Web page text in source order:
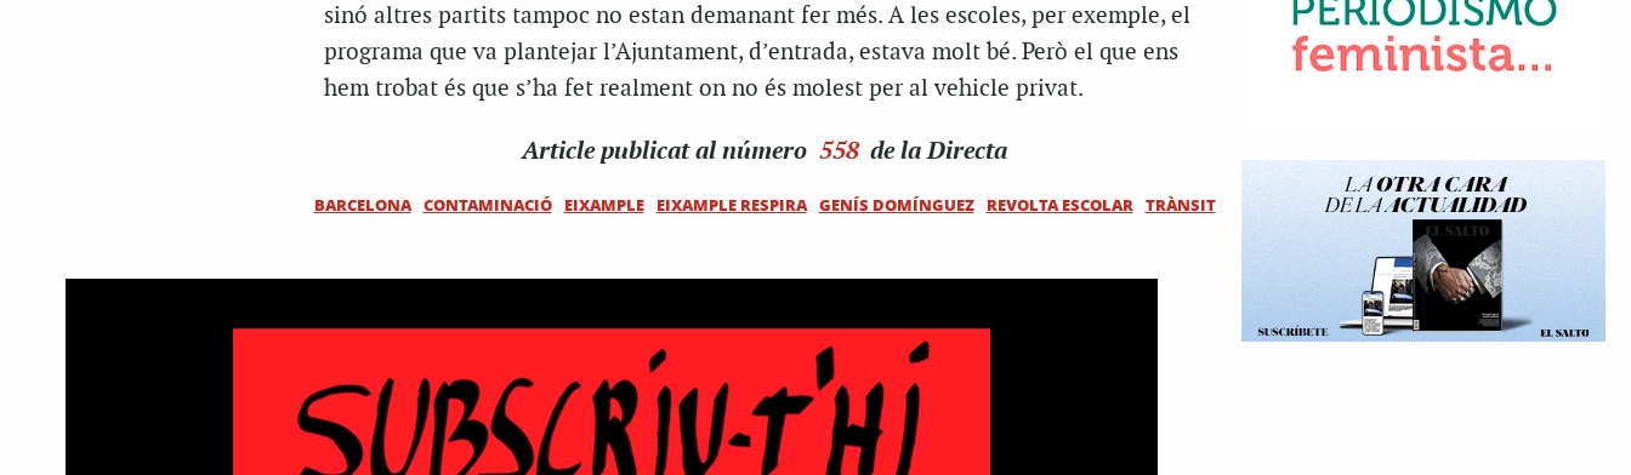
sinó altres partits tampoc no estan demanant fer més. A les escoles, per exemple, el
programa que va plantejar l’Ajuntament, d’entrada, estava molt bé. Però el que ens
hem trobat és que s’ha fet realment on no és molest per al vehicle privat.
Articlepublicat al número 558 de la Directa
BARCELONA CONTAMINACIÓ EIXAMPLE EIXAMPLE RESPIRA GENÍS DOMÍNGUEZ REVOLTA ESCOLAR TRÀNSIT